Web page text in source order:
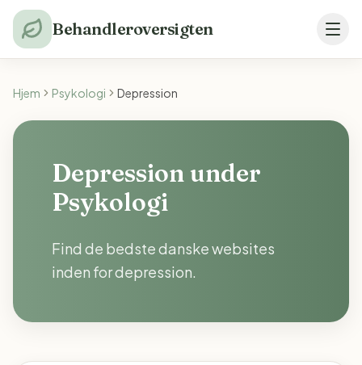
Behandleroversigten
Hjem Psykologi Depression
Depression under
Psykologi
Find de bedste danske websites
inden for depression.